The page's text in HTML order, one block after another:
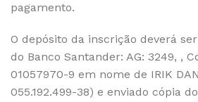
pagamento.
O depósito da inscrição deverá
do Banco Santander: AG: 3249, ,
01057970-9 em nome de IRIK
055.192.499-38) e enviado cópia